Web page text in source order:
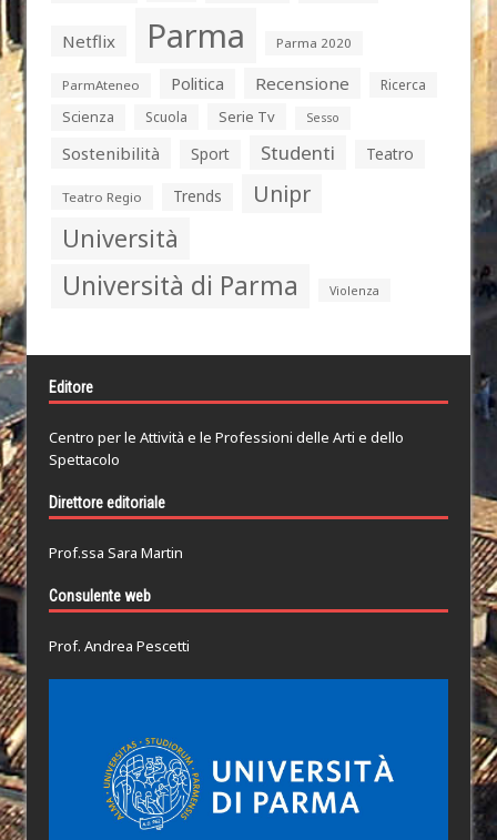
Netflix Parma Parma 2020
ParmAteneo Politica Recensione
Ricerca
Scienza
Scuola Serie Tv Sesso
Sostenibilità Sport Studenti Teatro
Teatro Regio Trends Unipr
Università
Università di Parma Violenza
Editore
Centro per le Attività e le Professioni delle Arti e dello
Spettacolo
Direttore editoriale
Prof.ssa Sara Martin
Consulente web
Prof. Andrea Pescetti